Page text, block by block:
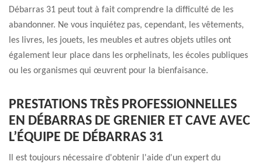
Débarras 31 peut tout à fait comprendre la difficulté de les
abandonner. Ne vous inquiétez pas, cependant, les vêtements,
les livres, les jouets, les meubles et autres objets utiles ont
également leur place dans les orphelinats, les écoles publiques
ou les organismes qui œuvrent pour la bienfaisance.
PRESTATIONS TRÈS PROFESSIONNELLES
EN DÉBARRAS DE GRENIER ET CAVE AVEC
L’ÉQUIPE DE DÉBARRAS 31
Il est toujours nécessaire d'obtenir l'aide d'un expert du